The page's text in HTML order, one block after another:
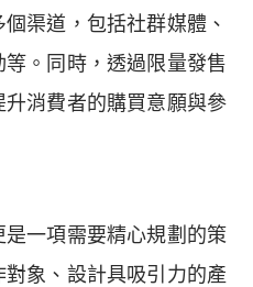
渠道，包括社群媒體、
。同時，透過限量發售
消費者的購買意願與參
一項需要精心規劃的策
象、設計具吸引力的產